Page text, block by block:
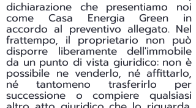
dichiarazione che presentiamo noi
come Casa Energia Green in
accordo al preventivo allegato. Nel
frattempo, il proprietario non può
disporre liberamente dell'immobile
da un punto di vista giuridico: non è
possibile ne venderlo, né affittarlo,
né tantomeno trasferirlo per
successione o compiere qualsiasi